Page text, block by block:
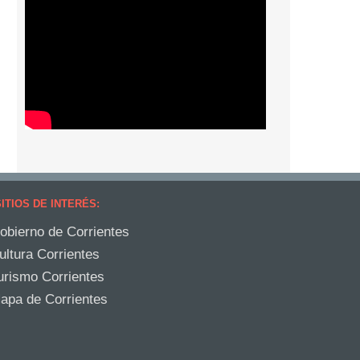
DE INTERÉS:
de Corrientes
Corrientes
Corrientes
de Corrientes